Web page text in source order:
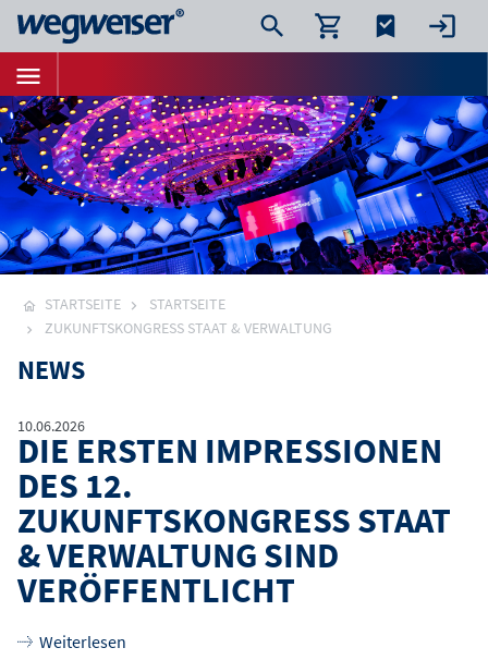
STARTSEITE
STARTSEITE
ZUKUNFTSKONGRESS STAAT & VERWALTUNG
NEWS
10.06.2026
DIE ERSTEN IMPRESSIONEN
DES 12.
ZUKUNFTSKONGRESS STAAT
& VERWALTUNG SIND
VERÖFFENTLICHT
Weiterlesen